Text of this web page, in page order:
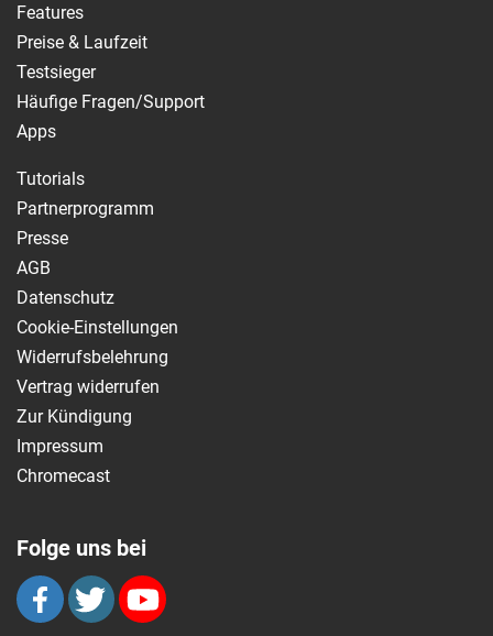
Features
Preise & Laufzeit
Testsieger
Häufige Fragen/Support
Apps
Tutorials
Partnerprogramm
Presse
AGB
Datenschutz
Cookie-Einstellungen
Widerrufsbelehrung
Vertrag widerrufen
Zur Kündigung
Impressum
Chromecast
Folge uns bei